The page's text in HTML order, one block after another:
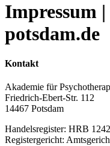
Impressum
potsdam.de
Kontakt
Akademie für
Friedrich-Ebert-Str. 112
14467 Potsdam
Handelsregister: HRB
Registergericht: